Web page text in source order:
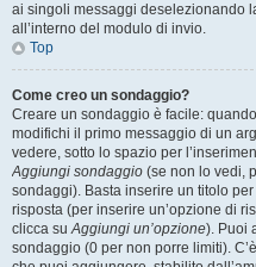
ai singoli messaggi deselezionando
all’interno del modulo di invio.
Top
Come creo un sondaggio?
Creare un sondaggio è facile:
modifichi il primo messaggio di un
vedere, sotto lo spazio per
Aggiungi sondaggio (se non lo vedi,
sondaggi). Basta inserire un titolo
risposta (per inserire un’opzione di
clicca suAggiungi un’opzione). Puoi
sondaggio (0 per non porre limiti).